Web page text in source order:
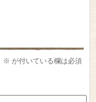
※ が付いている欄は必須